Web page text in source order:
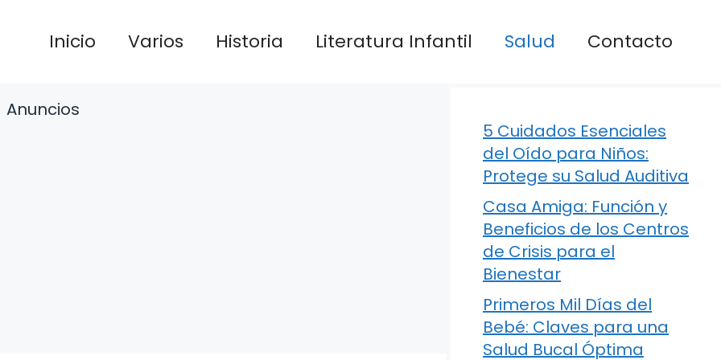
Inicio Varios Historia Literatura Infantil Salud Contacto
Anuncios
5 Cuidados Esenciales
del Oído para Niños:
Protege su Salud Auditiva
Casa Amiga: Función y
Beneficios de los Centros
de Crisis para el
Bienestar
Primeros Mil Días del
Bebé: Claves para una
Salud Bucal Óptima